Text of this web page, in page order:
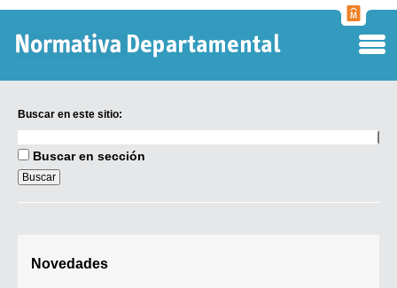
Buscar en este sitio:
en
sitio:
Buscar en sección
Novedades